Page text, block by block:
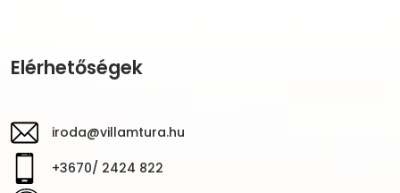
Elérhetőségek
iroda@villamtura.hu
+3670/ 2424 822